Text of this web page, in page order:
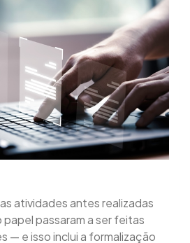
atividades antes realizadas
passaram a ser feitas
— e isso inclui a formalização